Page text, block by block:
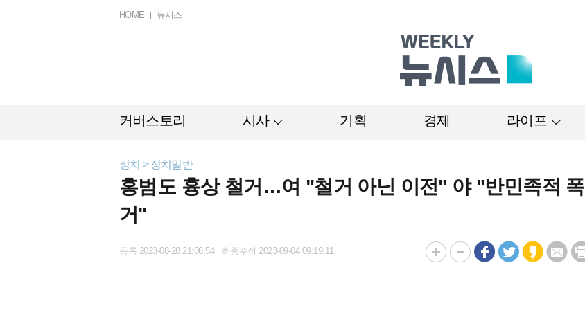
HOME 뉴시스
커버스토리 시사 기획 경제 라이프
정치 > 정치일반
홍범도 흉상 철거…여 "철거 아닌 이전" 야 "반민족적 폭
거"
등록 2023-08-28 21:06:54 최종수정 2023-09-04 09:19:11